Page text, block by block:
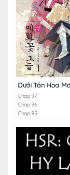
Dưới Tán Hoa Mơ
Chap 97
Chap 96
Chap 95